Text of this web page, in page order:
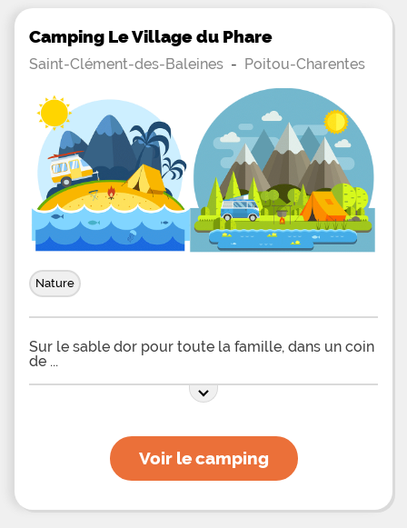
Camping Le Village du Phare
Saint-Clément-des-Baleines - Poitou-Charentes
Nature
Sur le sable dor pour toute la famille, dans un coin
de
Voir le camping